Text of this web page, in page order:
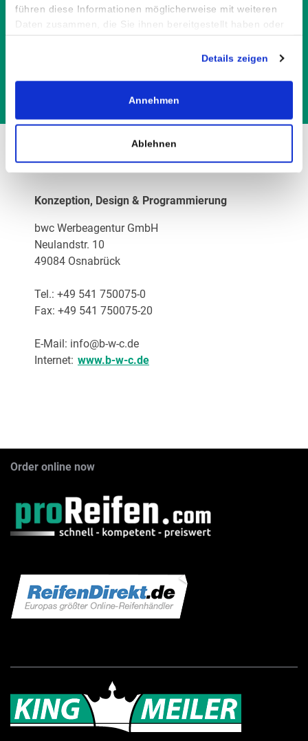
führen diese Informationen möglicherweise mit weiteren
Daten zusammen, die Sie ihnen bereitgestellt haben oder
die sie im Rahmen Ihrer Nutzung der Dienste gesammelt
Details zeigen
Annehmen
Ablehnen
© Trueffelpix / Shutterstock.com
Konzeption, Design & Programmierung
bwc Werbeagentur GmbH
Neulandstr. 10
49084 Osnabrück
Tel.: +49 541 750075-0
Fax: +49 541 750075-20
E-Mail: info@i-like-no-spam.
b-w-c.de
Internet: www.b-w-c.de
Order online now